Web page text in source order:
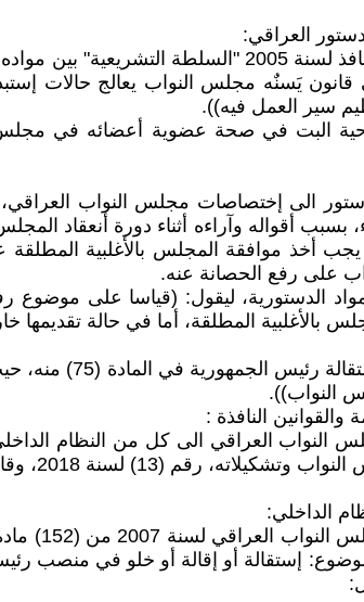
العراقي:
سير العمل فيه)).
البت في صحة عضوية أعضائه في مجلس
بسبب أقواله وآراءه أثناء دورة أنعقاد
يجب أخذ موافقة المجلس بالأغلبية
على رفع الحصانة عنه.
الدستورية، ليقول: (قياسا على موضوع
بالأغلبية المطلقة، أما في حالة
علما
النواب)).
والقوانين النافذة :
منه، الى موضوع: إستقالة أو إقالة أو خلو